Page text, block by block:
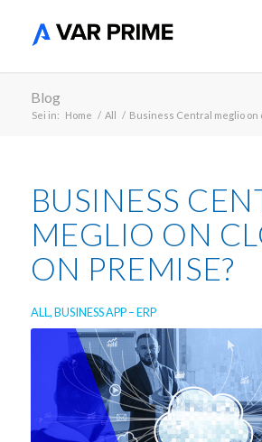
Blog
Sei in: Home / All / Business Central meglio on
BUSINESS
MEGLIO ON
ON PREMISE?
ALL,BUSINESS APP – ERP